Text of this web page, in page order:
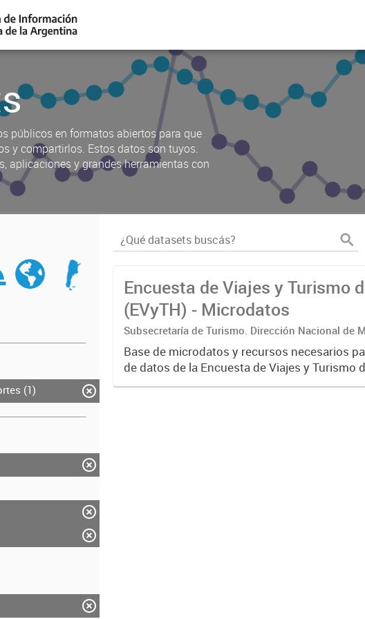
públicos en formatos abiertos para que
y compartirlos. Estos datos son tuyos.
aplicaciones y grandes herramientas con
(1)
Encuesta de Viajes y Turismo
(EVyTH) - Microdatos
Subsecretaría de Turismo. Dirección Nacional de
Base de microdatos y recursos necesarios
de datos de la Encuesta de Viajes y Turismo
EVyTH- (Subsecretaría de Turismo).